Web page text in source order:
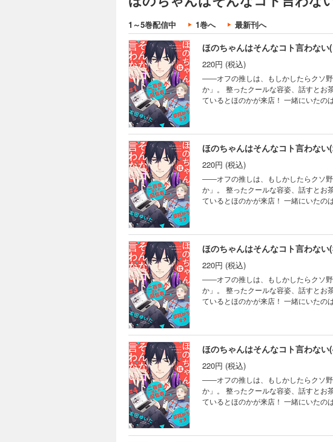
1～5巻配信中 1巻へ 最新刊へ
ほのちゃんはそんなコト言わない
220円 (税込)
――オフの推しは、もしかしたらクソ野郎かもしれない。 コンビニ店員・
か」。 整ったクールな容姿、話すとお
ているとほのかが来店！ 一緒にいたのは彼女かと思いきや、その後毎日違う女性を連れてくるほのかに、悲しいか
マンティック・コメディBL！
ほのちゃんはそんなコト言わない
220円 (税込)
――オフの推しは、もしかしたらクソ野郎かもしれない。 コンビニ店員・
か」。 整ったクールな容姿、話すとお
ているとほのかが来店！ 一緒にいたのは彼女かと思いきや、その後毎日違う女性を連れてくるほのかに、悲しいか
マンティック・コメディBL！
ほのちゃんはそんなコト言わない
220円 (税込)
――オフの推しは、もしかしたらクソ野郎かもしれない。 コンビニ店員・
か」。 整ったクールな容姿、話すとお
ているとほのかが来店！ 一緒にいたのは彼女かと思いきや、その後毎日違う女性を連れてくるほのかに、悲しいか
マンティック・コメディBL！
ほのちゃんはそんなコト言わない
220円 (税込)
――オフの推しは、もしかしたらクソ野郎かもしれない。 コンビニ店員・
か」。 整ったクールな容姿、話すとお
ているとほのかが来店！ 一緒にいたのは彼女かと思いきや、その後毎日違う女性を連れてくるほのかに、悲しいか
マンティック・コメディBL！